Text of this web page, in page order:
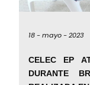
18 -mayo -2023
CELEC EP
DURANTE